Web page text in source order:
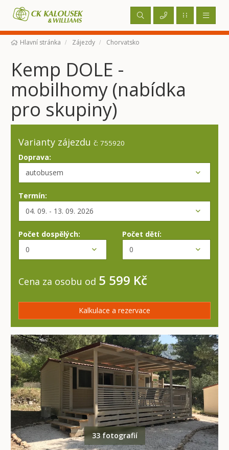
Hlavní stránka Zájezdy Chorvatsko
Kemp DOLE -
mobilhomy (nabídka
pro skupiny)
Varianty zájezdu č: 755920
Doprava:
Termín:
Počet dospělých: Počet dětí:
Cena za osobu od 5 599 Kč
Kalkulace a rezervace
33 fotografií